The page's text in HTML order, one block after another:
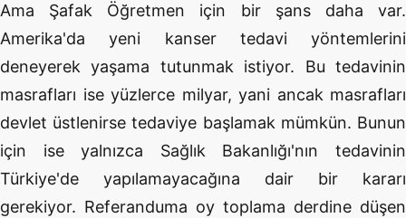
Ama Şafak Öğretmen için bir şans daha var.
Amerika'da yeni kanser tedavi yöntemlerini
deneyerek yaşama tutunmak istiyor. Bu tedavinin
masrafları ise yüzlerce milyar, yani ancak masrafları
devlet üstlenirse tedaviye başlamak mümkün. Bunun
için ise yalnızca Sağlık Bakanlığı'nın tedavinin
Türkiye'de yapılamayacağına dair bir kararı
gerekiyor. Referanduma oy toplama derdine düşen